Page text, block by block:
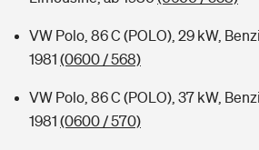
VW Polo, 86 C (POLO), 29 kW,
1981 (0600 / 568)
VW Polo, 86 C (POLO), 37 kW,
1981 (0600 / 570)